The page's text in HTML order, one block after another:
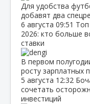
Для удобства
добавят два
6 августа 09:51
2026: кто больше
ставки
В первом
росту зарплатных
5 августа 12:32
сочетать
инвестиций